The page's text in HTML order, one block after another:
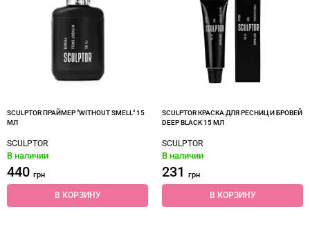
SCULPTOR ПРАЙМЕР "WITHOUT SMELL" 15
МЛ
SCULPTOR
В наличии
440 грн
В КОРЗИНУ
SCULPTOR КРАСКА ДЛЯ РЕСНИЦ И БРОВЕЙ
DEEP BLACK 15 МЛ
SCULPTOR
В наличии
231 грн
В КОРЗИНУ